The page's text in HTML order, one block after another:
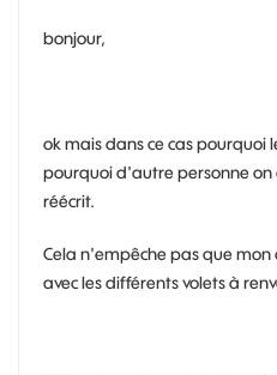
bonjour,
ok mais dans ce cas
pourquoi d'autre personne
réécrit.
Cela n'empêche pas que
avec les différents volets à